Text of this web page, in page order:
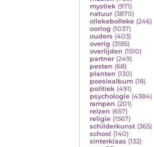
mystiek (971)
natuur (3870)
ollekebolleke (246)
oorlog (1037)
ouders (403)
overig (3185)
overlijden (1510)
partner (249)
pesten (68)
planten (130)
poesiealbum (18)
politiek (491)
psychologie (4384)
rampen (201)
reizen (657)
religie (1567)
schilderkunst (365)
school (140)
sinterklaas (132)